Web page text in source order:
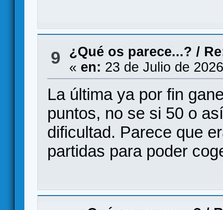
9 ¿Qué os parece...? /
« en: 23 de Julio de
La última ya por fin
puntos, no se si 50 o
dificultad. Parece que
partidas para poder